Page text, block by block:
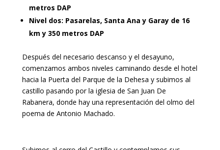
metros DAP
Nivel dos: Pasarelas, Santa Ana y Garay de 16
km y 350 metros DAP
Después del necesario descanso y el desayuno,
comenzamos ambos niveles caminando desde el hotel
hacia la Puerta del Parque de la Dehesa y subimos al
castillo pasando por la iglesia de San Juan De
Rabanera, donde hay una representación del olmo del
poema de Antonio Machado.